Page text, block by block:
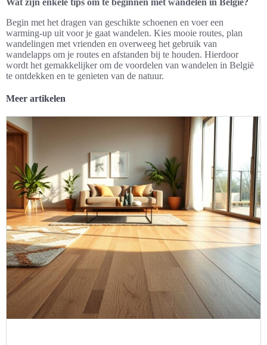
Begin met het dragen van geschikte schoenen en voer een
warming-up uit voor je gaat wandelen. Kies mooie routes, plan
wandelingen met vrienden en overweeg het gebruik van
wandelapps om je routes en afstanden bij te houden. Hierdoor
wordt het gemakkelijker om de voordelen van wandelen in België
te ontdekken en te genieten van de natuur.
Meer artikelen